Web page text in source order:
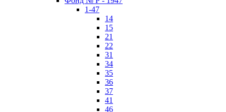
1-47
14
15
21
22
31
34
35
36
37
41
46